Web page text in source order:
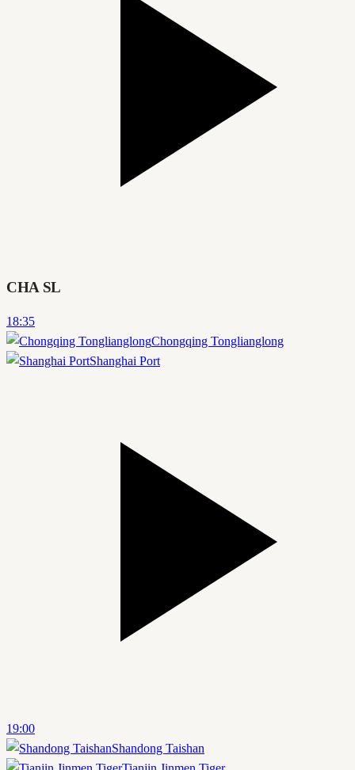
CHA SL
18:35
Chongqing Tonglianglong
Shanghai Port
19:00
Shandong Taishan